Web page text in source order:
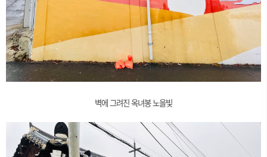
벽에 그려진 옥녀봉 노을빛